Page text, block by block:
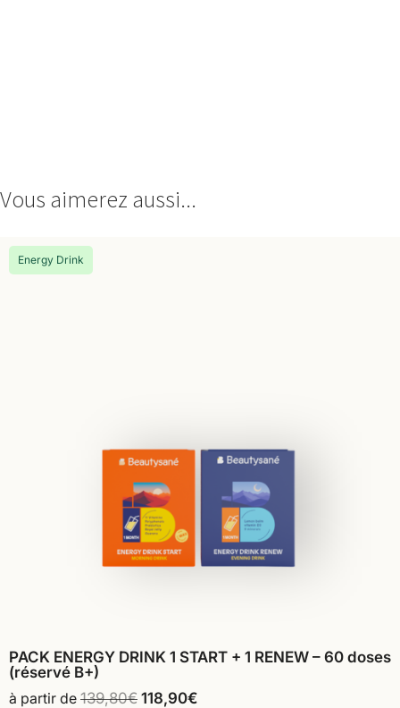
Vous aimerez aussi...
Energy Drink
PACK ENERGY DRINK 1 START + 1 RENEW – 60 doses
(réservé B+)
à partir de 139,80€ 118,90€